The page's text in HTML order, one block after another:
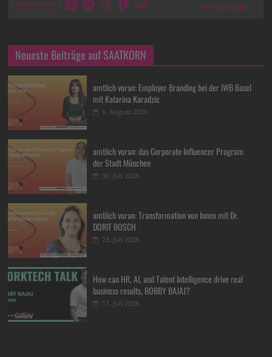
Neueste Beiträge auf SAATKORN
amtlich voran: Employer Branding bei der IWB Basel
mit Katarina Karadzic
6. August 2026
amtlich voran: das Corporate Influencer Program
der Stadt München
30. Juli 2026
amtlich voran: Transformation von Innen mit Dr.
DORIT BOSCH
23. Juli 2026
How can HR, AI, and Talent Intelligence drive real
business results, BOBBY BAJAJ?
17. Juli 2026